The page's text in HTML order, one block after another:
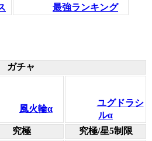
最強ランキング
ガチャ
風火輪α
ユグドラシ
ルα
究極 究極/星5制限